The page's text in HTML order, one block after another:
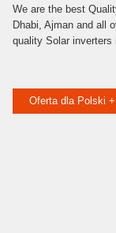
We are the best
Dhabi, Ajman and all
quality Solar inverters
Oferta dla Polski +